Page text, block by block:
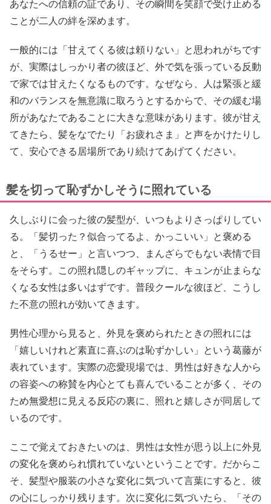
あなたへの信頼の証であり、その瞬間を笑顔で受け止める
ことが二人の絆を深めます。
一般的には「甘えてくる彼は頼りない」と思われがちです
が、実際はしっかり者の彼ほど、外で気を張っている反動
で家では甘えたくなるものです。なぜなら、人は緊張と緩
和のバランスを無意識に取ろうとするからで、その緩む場
所があなたであることに大きな意味があります。彼が甘え
てきたら、髪をなでたり「お疲れさま」と声をかけたりし
て、安心できる居場所であり続けてあげてください。
髪を切って恥ずかしそうに照れている
久しぶりに会った彼の髪型が、いつもよりさっぱりしてい
る。「髪切った？似合ってるよ、かっこいい」と褒める
と、「うるせー」と言いつつ、まんざらでもない表情で目
をそらす。この照れ隠しのギャップに、キュンが止まらな
くなる女性は多いはずです。普段クールな彼ほど、こうし
た不意の照れが効いてきます。
男性心理から見ると、外見を褒められたときの照れには
「嬉しいけれど素直に喜ぶのは恥ずかしい」という葛藤が
表れています。実際の恋愛現場では、男性は好きな人から
の容姿への称賛を内心とても喜んでいることが多く、その
ため無愛想に見える反応の裏に、照れと嬉しさが同居して
いるのです。
ここで覚えておきたいのは、男性は女性が思う以上に外見
の変化を褒められ慣れていないということです。だからこ
そ、髪型や服装の小さな変化に気づいて言葉にすると、彼
の心にしっかり残ります。次に変化に気づいたら、「その